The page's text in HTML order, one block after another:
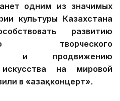
одним из значимых
культуры Казахстана
развитию
творческого
и продвижению
искусства на мировой
в «Қазақконцерт».